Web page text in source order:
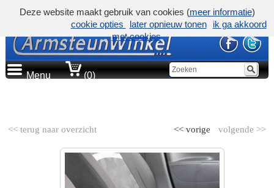
Menu (0)
<< terug naar overzicht volgende >>
<< vorige
Deze website maakt gebruik van cookies (meer informatie)
cookie opties
later opnieuw tonen
ik ga akkoord
met cookies